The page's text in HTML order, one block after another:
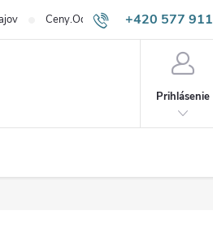
+420 577 911
Ceny.Odpadneš.sk
Prihlásenie